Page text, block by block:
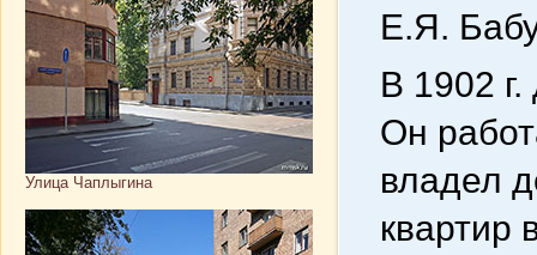
Улица Чаплыгина
Е.Я.
В 1902
Он
владел
квартир